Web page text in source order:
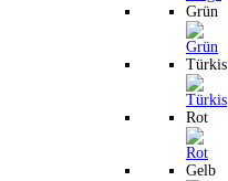
Grün
Türkis
Rot
Gelb